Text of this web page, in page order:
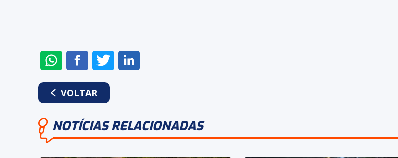
ENVIAR
NO
WHATSAPP
COMPARTILHAR
NO
FACEBOOK
COMPARTILHAR
NO
VOLTAR
NOTÍCIAS RELACIONADAS